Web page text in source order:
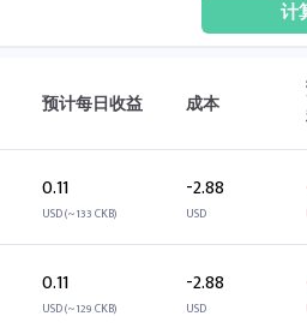
预计每日收益 成本
0.11
USD (~133 CKB)
-2.88
USD
0.11
USD (~129 CKB)
-2.88
USD